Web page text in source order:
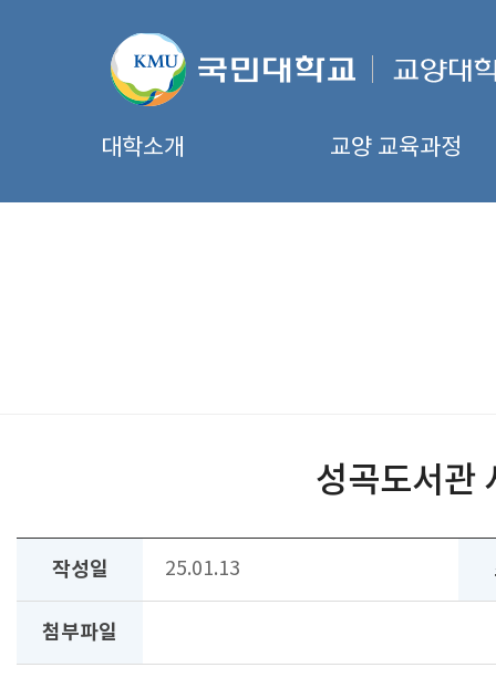
대학소개 교양 교육과정
성곡도서관
작성일 25.01.13
첨부파일